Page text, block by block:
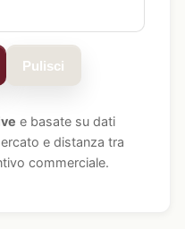
Pulisci
e basate su dati
e distanza tra
commerciale.